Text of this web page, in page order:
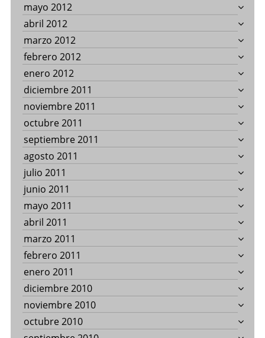
mayo 2012
abril 2012
marzo 2012
febrero 2012
enero 2012
diciembre 2011
noviembre 2011
octubre 2011
septiembre 2011
agosto 2011
julio 2011
junio 2011
mayo 2011
abril 2011
marzo 2011
febrero 2011
enero 2011
diciembre 2010
noviembre 2010
octubre 2010